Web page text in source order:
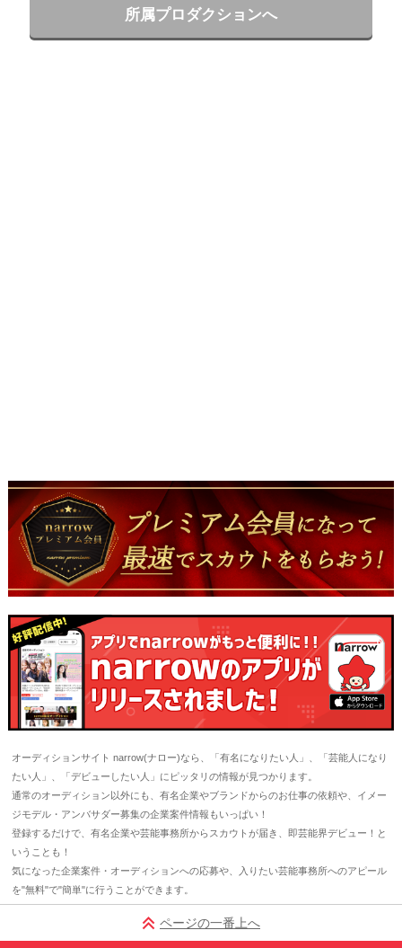
所属プロダクションへ
オーディションサイト narrow(ナロー)なら、「有名になりたい人」、「芸能人になり
たい人」、「デビューしたい人」にピッタリの情報が見つかります。
通常のオーディション以外にも、有名企業やブランドからのお仕事の依頼や、イメー
ジモデル・アンバサダー募集の企業案件情報もいっぱい！
登録するだけで、有名企業や芸能事務所からスカウトが届き、即芸能界デビュー！と
いうことも！
気になった企業案件・オーディションへの応募や、入りたい芸能事務所へのアピール
を"無料"で"簡単"に行うことができます。
ページの一番上へ